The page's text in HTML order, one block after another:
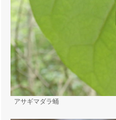
アサギマダラ蛹